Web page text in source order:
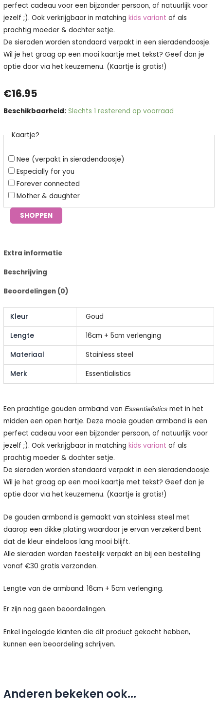
perfect cadeau voor een bijzonder persoon, of natuurlijk voor
jezelf ;). Ook verkrijgbaar in matchingkids variant of als
prachtig moeder & dochter setje.
De sieraden worden standaard verpakt in een sieradendoosje.
Wil je het graag op een mooi kaartje met tekst? Geef dan je
optie door via het keuzemenu. (Kaartje is gratis!)
€16.95
Beschikbaarheid: Slechts 1 resterend op voorraad
Kaartje?
Nee (verpakt in sieradendoosje)
Especially for you
Forever connected
Mother & daughter
SHOPPEN
Extra informatie
Beschrijving
Beoordelingen (0)
Kleur Goud
Lengte 16cm + 5cm verlenging
Materiaal Stainless steel
Merk Essentialistics
Een prachtige gouden armband vanEssentialistics met in het
midden een open hartje. Deze mooie gouden armband is een
perfect cadeau voor een bijzonder persoon, of natuurlijk voor
jezelf ;). Ook verkrijgbaar in matchingkids variant of als
prachtig moeder & dochter setje.
De sieraden worden standaard verpakt in een sieradendoosje.
Wil je het graag op een mooi kaartje met tekst? Geef dan je
optie door via het keuzemenu. (Kaartje is gratis!)
De gouden armband is gemaakt van stainless steel met
daarop een dikke plating waardoor je ervan verzekerd bent
dat de kleur eindeloos lang mooi blijft.
Alle sieraden worden feestelijk verpakt en bij een bestelling
vanaf €30 gratis verzonden.
Lengte van de armband: 16cm + 5cm verlenging.
Er zijn nog geen beoordelingen.
Enkel ingelogde klanten die dit product gekocht hebben,
kunnen een beoordeling schrijven.
Anderen bekeken ook...